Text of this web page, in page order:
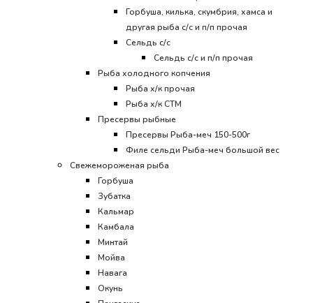
Горбуша, килька, скумбрия, хамса и
другая рыба с/с и п/п прочая
Сельдь с/с
Сельдь с/с и п/п прочая
Рыба холодного копчения
Рыба х/к прочая
Рыба х/к СТМ
Пресервы рыбные
Пресервы Рыба-меч 150-500г
Филе сельди Рыба-меч большой вес
Свежемороженая рыба
Горбуша
Зубатка
Кальмар
Камбала
Минтай
Мойва
Навага
Окунь